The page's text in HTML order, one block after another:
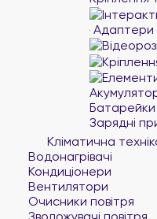
Адаптери
Батарейки
Зарядні
Кліматична
Водонагрівачі
Кондиціонери
Вентилятори
Очисники повітря